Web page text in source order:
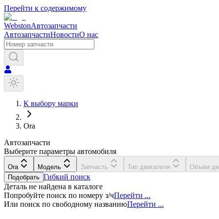
Перейти к содержимому
WebstonАвтозапчасти
АвтозапчастиНовостиО нас
К выбору марки
Ora
Автозапчасти
Выберите параметры автомобиля
Ora Модель Запчасть Тип двигателя
Объём
Подобрать Гибкий поиск
Деталь не найдена в каталоге
Попробуйте поиск по номеру з/чПерейти ...
Или поиск по свободному названиюПерейти ...